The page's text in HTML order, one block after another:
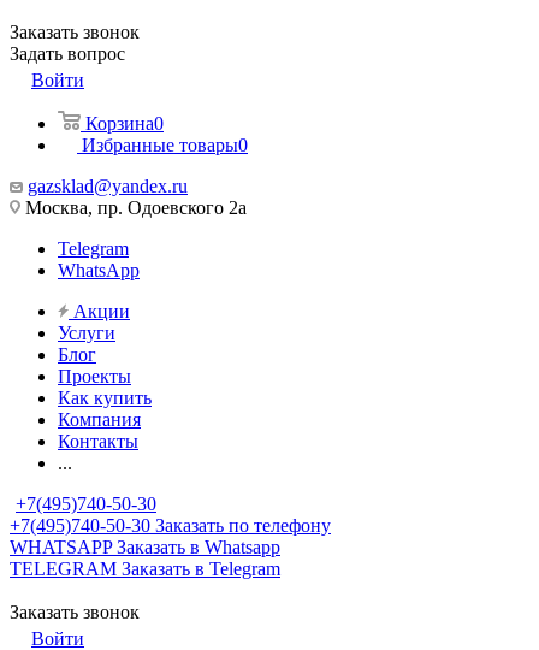
Заказать звонок
Задать вопрос
Войти
Корзина0
Избранные товары0
gazsklad@yandex.ru
Москва, пр. Одоевского 2а
Telegram
WhatsApp
Акции
Услуги
Блог
Проекты
Как купить
Компания
Контакты
...
+7(495)740-50-30
+7(495)740-50-30 Заказать по телефону
WHATSAPP Заказать в Whatsapp
TELEGRAM Заказать в Telegram
Заказать звонок
Войти